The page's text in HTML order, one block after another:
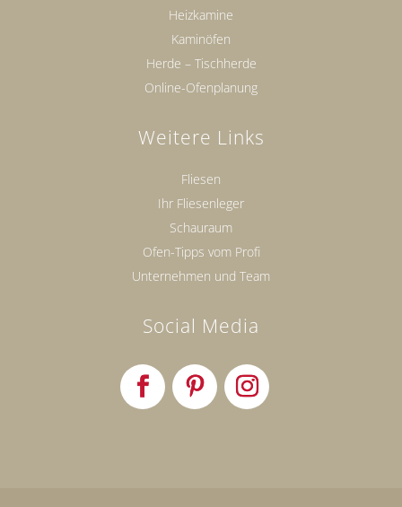
Heizkamine
Kaminöfen
Herde – Tischherde
Online-Ofenplanung
Weitere Links
Fliesen
Ihr Fliesenleger
Schauraum
Ofen-Tipps vom Profi
Unternehmen und Team
Social Media